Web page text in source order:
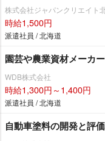
株式会社ジャパンクリエイト
時給1,500円
派遣社員 / 北海道
園芸や農業資材メーカ
WDB株式会社
時給1,300円～1,400円
派遣社員 / 北海道
自動車塗料の開発と評